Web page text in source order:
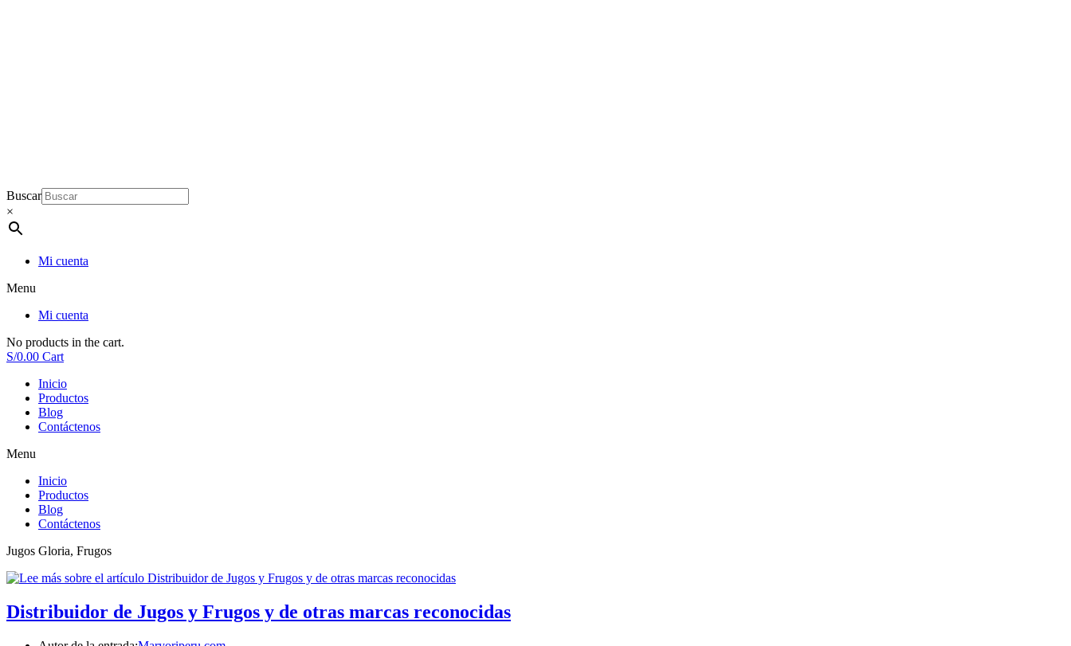
Buscar
×
Mi cuenta
Menu
Mi cuenta
No products in the cart.
S/0.00 Cart
Inicio
Productos
Blog
Contáctenos
Menu
Inicio
Productos
Blog
Contáctenos
Jugos Gloria, Frugos
Distribuidor de Jugos y Frugos y de otras marcas reconocidas